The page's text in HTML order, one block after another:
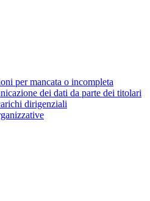
per mancata o incompleta
dei dati da parte dei titolari
dirigenziali